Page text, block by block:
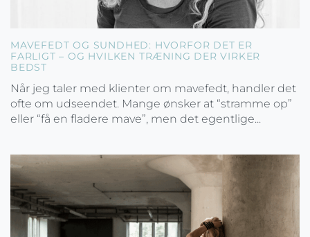
MAVEFEDT OG SUNDHED: HVORFOR DET ER
FARLIGT – OG HVILKEN TRÆNING DER VIRKER
BEDST
Når jeg taler med klienter om mavefedt, handler det
ofte om udseendet. Mange ønsker at “stramme op”
eller “få en fladere mave”, men det egentlige...